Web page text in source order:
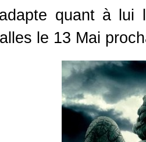
quant à lui
le 13 Mai